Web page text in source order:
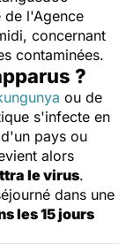
de l'Agence
concernant
contaminées.
?
ou de
s'infecte en
pays ou
alors
le virus.
dans une
les 15 jours